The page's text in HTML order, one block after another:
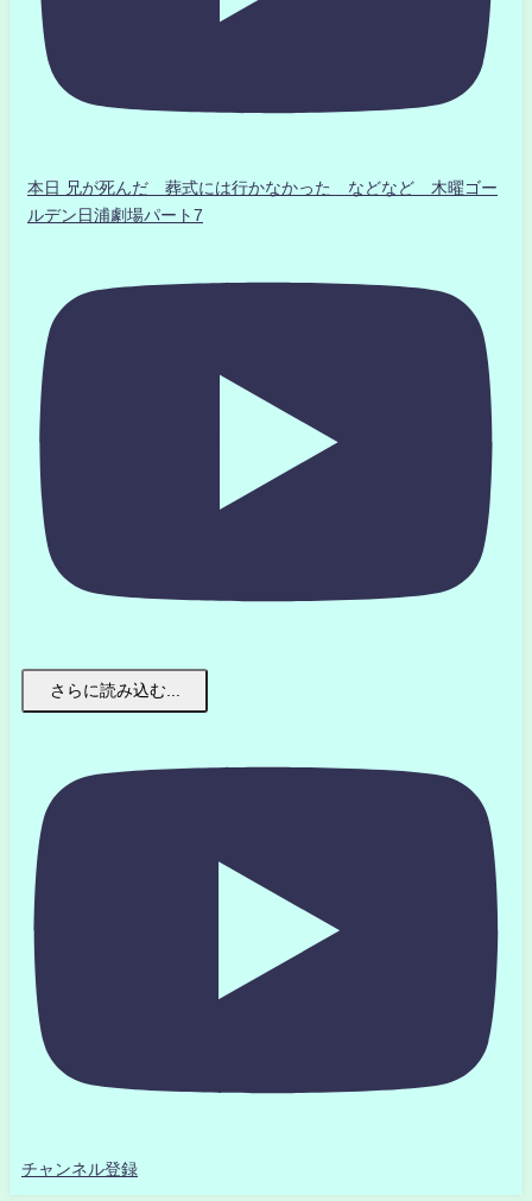
本日 兄が死んだ 葬式には行かなかった などなど 木曜ゴー
ルデン日浦劇場パート7
さらに読み込む...
チャンネル登録